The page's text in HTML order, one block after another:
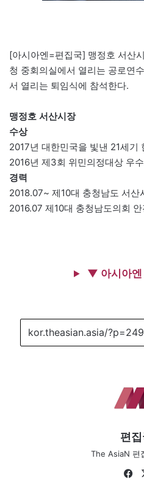
[아시아엔=편집국] 맹정호 서산
청 중회의실에서 열리는 공로연
서 열리는 퇴임식에 참석한다.
맹정호 서산시장
수상
2017년 대한민국을 빛낸 21세기
2016년 제3회 위민의정대상 우
경력
2018.07~ 제10대 충청남도 서산
2016.07 제10대 충청남도의회
▼ 아시아
편
The AsiaN 편